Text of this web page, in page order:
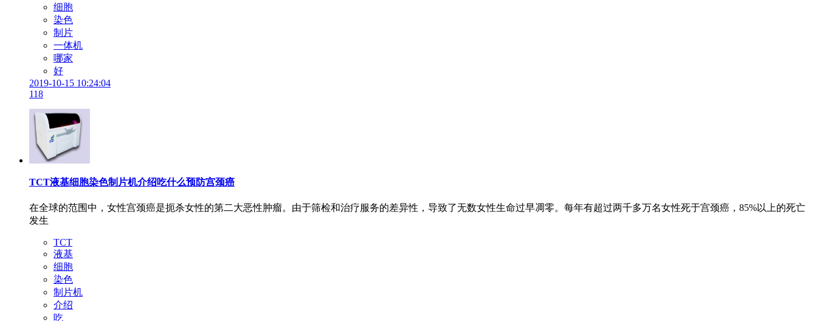
细胞
染色
制片
一体机
哪家
好
2019-10-15 10:24:04
118
TCT液基细胞染色制片机介绍吃什么预防宫颈癌
在全球的范围中，女性宫颈癌是扼杀女性的第二大恶性肿瘤。由于筛检和治疗服务的差异性，导致了无数女性生命过早凋零。每年有超过两千多万名女性死于宫颈癌，85%以上的死亡
发生
TCT
液基
细胞
染色
制片机
介绍
吃